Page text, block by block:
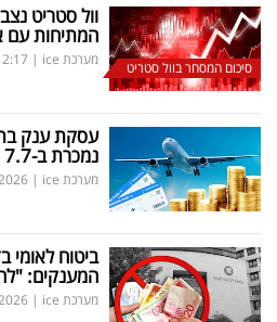
סיכום המסחר בוול סטריט
וול סטריט
המתיחות עם
מערכת ice |
עסקת ענק
נמכרת ב-7.7 מיליארד דולר
מערכת ice |
ביטוח לאומי
המענקים:
מערכת ice |